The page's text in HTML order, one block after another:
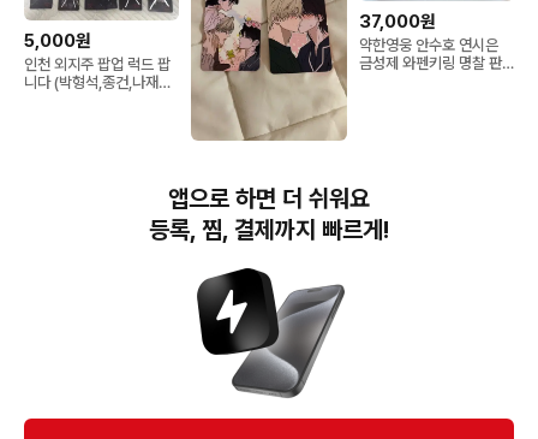
5,000원
인천 외지주 팝업 럭드 팝
니다 (박형석,종건,나재견,
레봄 특전 가족간계증명서
포토카드 일괄 판매
37,000원
약한영웅 안수호 연시은
금성제 와펜키링 명찰 판
번개장터(주) 사업자정보, 이용약관 및 기타 법적고지
번개장터㈜는 통신판매중개자이며, 통신판매의 당사자가 아닙니다. 전자상거래 등에서의
소비자보호에 관한 법률 등 관련 법령 및 번개장터㈜의 약관에 따라 상품, 상품정보, 거래에 관한 책임은
개별 판매자에게 귀속하고, 번개장터㈜는 원칙적으로 회원간 거래에 대하여 책임을 지지 않습니다.
다만, 번개장터㈜가 직접 판매하는 상품에 대한 책임은 번개장터㈜에게 귀속합니다.
앱으로 하면 더 쉬워요
등록, 찜, 결제까지 빠르게!